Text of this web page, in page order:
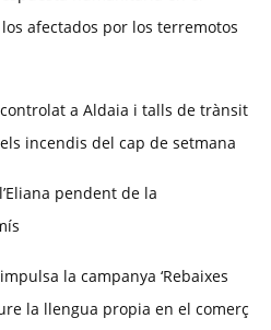
afectados por los terremotos
a Aldaia i talls de trànsit
incendis del cap de setmana
pendent de la
la campanya ‘Rebaixes
la llengua propia en el comerç